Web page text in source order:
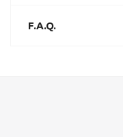
F.A.Q.